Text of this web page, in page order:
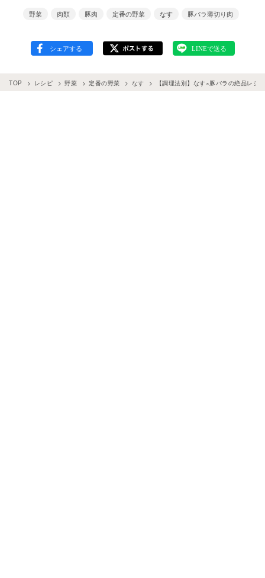
野菜 肉類 豚肉 定番の野菜 なす 豚バラ薄切り肉
TOP レシピ 野菜 定番の野菜 なす 【調理法別】なす×豚バラの絶品レ